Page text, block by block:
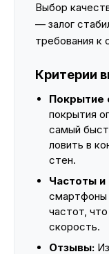
Выбор
— залог
требования к
Критерии
Покрытие
покрытия
самый
ловить в
стен.
Частоты и
смартфоны
частот,
скорость.
Отзывы: